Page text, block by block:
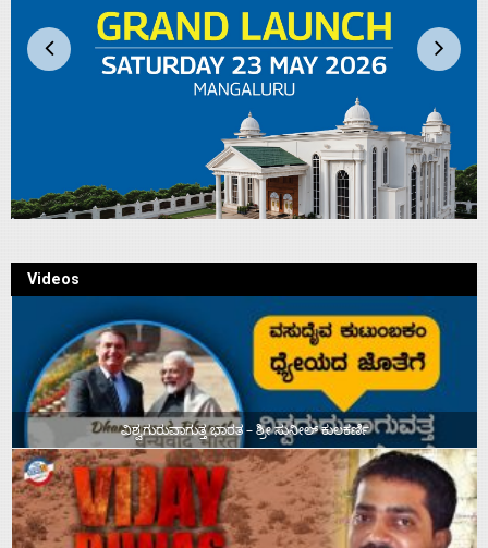
Videos
ವಿಶ್ವಗುರುವಾಗುತ್ತ ಭಾರತ – ಶ್ರೀ ಸುನೀಲ್‌ ಕುಲಕರ್ಣಿ